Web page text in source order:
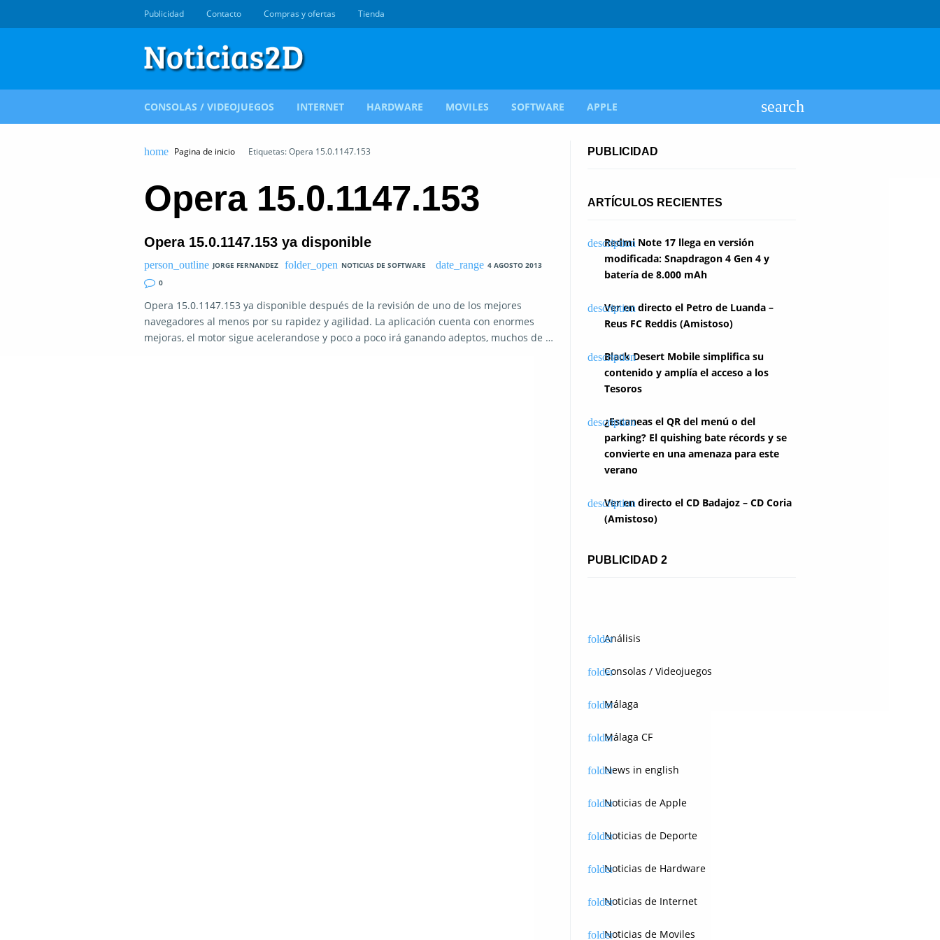
Publicidad Contacto Compras y ofertas Tienda
CONSOLAS / VIDEOJUEGOS INTERNET HARDWARE MOVILES SOFTWARE APPLE
Pagina de inicio Etiquetas: Opera 15.0.1147.153
Opera 15.0.1147.153
Opera 15.0.1147.153 ya disponible
JORGE FERNANDEZ NOTICIAS DE SOFTWARE
4 AGOSTO 2013
0
Opera 15.0.1147.153 ya disponible después de la revisión de uno de los mejores
navegadores al menos por su rapidez y agilidad. La aplicación cuenta con enormes
mejoras, el motor sigue acelerandose y poco a poco irá ganando adeptos, muchos de …
PUBLICIDAD
ARTÍCULOS RECIENTES
Redmi Note 17 llega en versión
modificada: Snapdragon 4 Gen 4 y
batería de 8.000 mAh
Ver en directo el Petro de Luanda –
Reus FC Reddis (Amistoso)
Black Desert Mobile simplifica su
contenido y amplía el acceso a los
Tesoros
¿Escaneas el QR del menú o del
parking? El quishing bate récords y se
convierte en una amenaza para este
verano
Ver en directo el CD Badajoz – CD Coria
(Amistoso)
PUBLICIDAD 2
Análisis
Consolas / Videojuegos
Málaga
Málaga CF
News in english
Noticias de Apple
Noticias de Deporte
Noticias de Hardware
Noticias de Internet
Noticias de Moviles